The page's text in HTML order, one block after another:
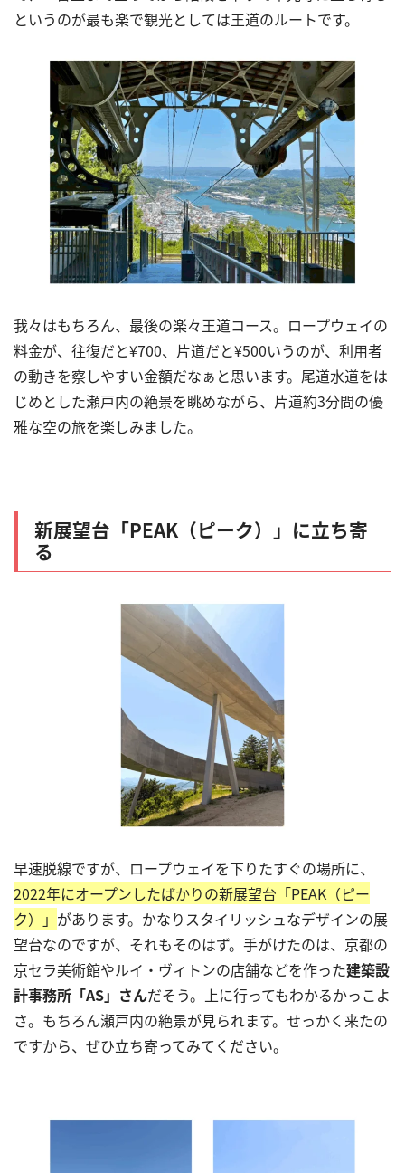
というのが最も楽で観光としては王道のルートです。
我々はもちろん、最後の楽々王道コース。ロープウェイの
料金が、往復だと¥700、片道だと¥500いうのが、利用者
の動きを察しやすい金額だなぁと思います。尾道水道をは
じめとした瀬戸内の絶景を眺めながら、片道約3分間の優
雅な空の旅を楽しみました。
新展望台「PEAK （ピーク）」に立ち寄
る
早速脱線ですが、ロープウェイを下りたすぐの場所に、
2022年にオープンしたばかりの新展望台「PEAK （ピー
ク）」 があります。かなりスタイリッシュなデザインの展
望台なのですが、それもそのはず。手がけたのは、京都の
京セラ美術館やルイ・ヴィトンの店舗などを作った建築設
計事務所「AS」さんだそう。上に行ってもわかるかっこよ
さ。もちろん瀬戸内の絶景が見られます。せっかく来たの
ですから、ぜひ立ち寄ってみてください。